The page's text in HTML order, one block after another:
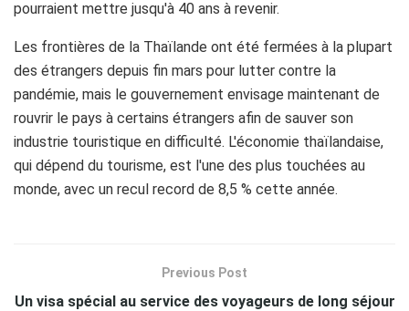
pourraient mettre jusqu'à 40 ans à revenir.
Les frontières de la Thaïlande ont été fermées à la plupart
des étrangers depuis fin mars pour lutter contre la
pandémie, mais le gouvernement envisage maintenant de
rouvrir le pays à certains étrangers afin de sauver son
industrie touristique en difficulté. L'économie thaïlandaise,
qui dépend du tourisme, est l'une des plus touchées au
monde, avec un recul record de 8,5 % cette année.
Previous Post
Un visa spécial au service des voyageurs de long séjour